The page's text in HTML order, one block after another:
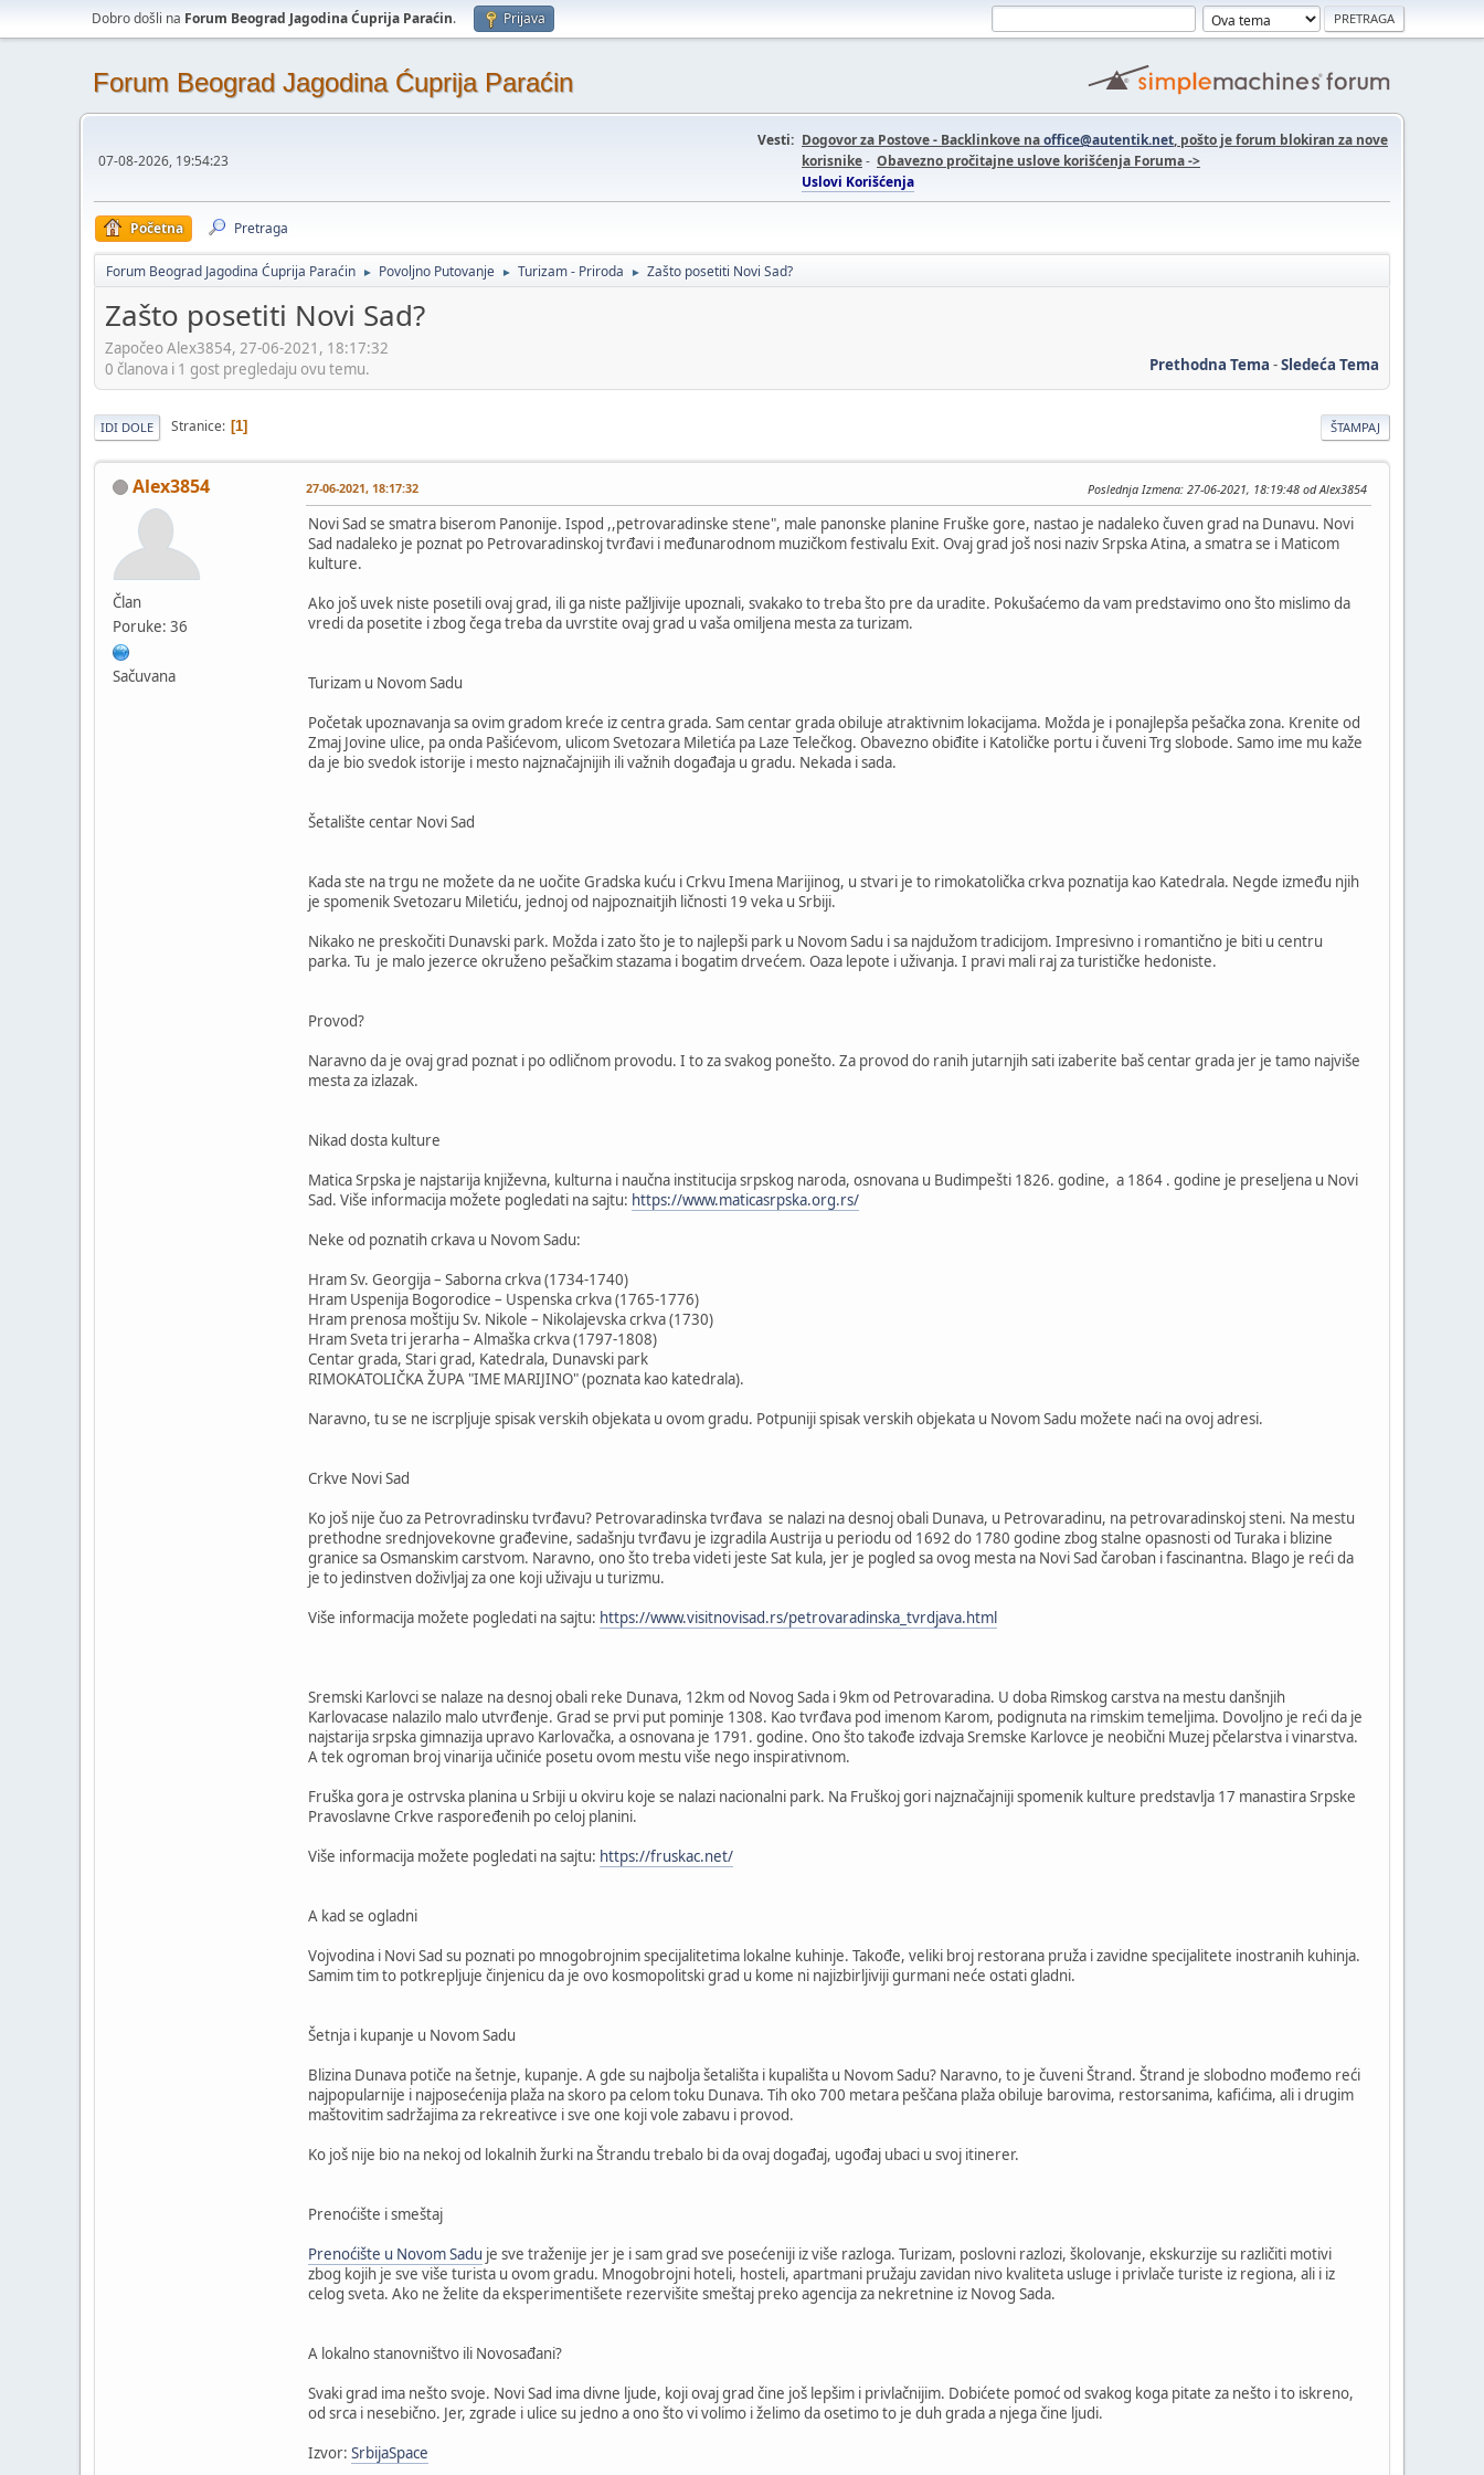
Dobro došli na Forum Beograd Jagodina Ćuprija Paraćin. Prijava
Forum Beograd Jagodina Ćuprija Paraćin
07-08-2026, 19:54:23
Vesti: Dogovor za Postove - Backlinkove naoffice@autentik.net, pošto je forum blokiran za nove
korisnike- Obavezno pročitajne uslove korišćenja Foruma ->
Uslovi Korišćenja
Početna Pretraga
Forum Beograd Jagodina Ćuprija Paraćin ► Povoljno Putovanje ► Turizam - Priroda ► Zašto posetiti Novi Sad?
Zašto posetiti Novi Sad?
Započeo Alex3854, 27-06-2021, 18:17:32
Prethodna Tema -Sledeća Tema
0 članova i 1 gost pregledaju ovu temu.
ŠTAMPAJ
IDI DOLE Stranice 1
Alex3854
Član
Poruke: 36
Sačuvana
27-06-2021, 18:17:32 Poslednja Izmena: 27-06-2021, 18:19:48 od Alex3854
Novi Sad se smatra biserom Panonije. Ispod ,,petrovaradinske stene", male panonske planine Fruške gore, nastao je nadaleko čuven grad na Dunavu. Novi
Sad nadaleko je poznat po Petrovaradinskoj tvrđavi i međunarodnom muzičkom festivalu Exit. Ovaj grad još nosi naziv Srpska Atina, a smatra se i Maticom
kulture.
Ako još uvek niste posetili ovaj grad, ili ga niste pažljivije upoznali, svakako to treba što pre da uradite. Pokušaćemo da vam predstavimo ono što mislimo da
vredi da posetite i zbog čega treba da uvrstite ovaj grad u vaša omiljena mesta za turizam.
Turizam u Novom Sadu
Početak upoznavanja sa ovim gradom kreće iz centra grada. Sam centar grada obiluje atraktivnim lokacijama. Možda je i ponajlepša pešačka zona. Krenite od
Zmaj Jovine ulice, pa onda Pašićevom, ulicom Svetozara Miletića pa Laze Telečkog. Obavezno obiđite i Katoličke portu i čuveni Trg slobode. Samo ime mu kaže
da je bio svedok istorije i mesto najznačajnijih ili važnih događaja u gradu. Nekada i sada.
Šetalište centar Novi Sad
Kada ste na trgu ne možete da ne uočite Gradska kuću i Crkvu Imena Marijinog, u stvari je to rimokatolička crkva poznatija kao Katedrala. Negde između njih
je spomenik Svetozaru Miletiću, jednoj od najpoznaitjih ličnosti 19 veka u Srbiji.
Nikako ne preskočiti Dunavski park. Možda i zato što je to najlepši park u Novom Sadu i sa najdužom tradicijom. Impresivno i romantično je biti u centru
parka. Tu je malo jezerce okruženo pešačkim stazama i bogatim drvećem. Oaza lepote i uživanja. I pravi mali raj za turističke hedoniste.
Provod?
Naravno da je ovaj grad poznat i po odličnom provodu. I to za svakog ponešto. Za provod do ranih jutarnjih sati izaberite baš centar grada jer je tamo najviše
mesta za izlazak.
Nikad dosta kulture
Matica Srpska je najstarija književna, kulturna i naučna institucija srpskog naroda, osnovana u Budimpešti 1826. godine, a 1864 . godine je preseljena u Novi
Sad. Više informacija možete pogledati na sajtu: https://www.maticasrpska.org.rs/
Neke od poznatih crkava u Novom Sadu:
Hram Sv. Georgija – Saborna crkva (1734-1740)
Hram Uspenija Bogorodice – Uspenska crkva (1765-1776)
Hram prenosa moštiju Sv. Nikole – Nikolajevska crkva (1730)
Hram Sveta tri jerarha – Almaška crkva (1797-1808)
Centar grada, Stari grad, Katedrala, Dunavski park
RIMOKATOLIČKA ŽUPA "IME MARIJINO" (poznata kao katedrala).
Naravno, tu se ne iscrpljuje spisak verskih objekata u ovom gradu. Potpuniji spisak verskih objekata u Novom Sadu možete naći na ovoj adresi.
Crkve Novi Sad
Ko još nije čuo za Petrovradinsku tvrđavu? Petrovaradinska tvrđava se nalazi na desnoj obali Dunava, u Petrovaradinu, na petrovaradinskoj steni. Na mestu
prethodne srednjovekovne građevine, sadašnju tvrđavu je izgradila Austrija u periodu od 1692 do 1780 godine zbog stalne opasnosti od Turaka i blizine
granice sa Osmanskim carstvom. Naravno, ono što treba videti jeste Sat kula, jer je pogled sa ovog mesta na Novi Sad čaroban i fascinantna. Blago je reći da
je to jedinstven doživljaj za one koji uživaju u turizmu.
Više informacija možete pogledati na sajtu: https://www.visitnovisad.rs/petrovaradinska_tvrdjava.html
Sremski Karlovci se nalaze na desnoj obali reke Dunava, 12km od Novog Sada i 9km od Petrovaradina. U doba Rimskog carstva na mestu danšnjih
Karlovacase nalazilo malo utvrđenje. Grad se prvi put pominje 1308. Kao tvrđava pod imenom Karom, podignuta na rimskim temeljima. Dovoljno je reći da je
najstarija srpska gimnazija upravo Karlovačka, a osnovana je 1791. godine. Ono što takođe izdvaja Sremske Karlovce je neobični Muzej pčelarstva i vinarstva.
A tek ogroman broj vinarija učiniće posetu ovom mestu više nego inspirativnom.
Fruška gora je ostrvska planina u Srbiji u okviru koje se nalazi nacionalni park. Na Fruškoj gori najznačajniji spomenik kulture predstavlja 17 manastira Srpske
Pravoslavne Crkve raspoređenih po celoj planini.
Više informacija možete pogledati na sajtu: https://fruskac.net/
A kad se ogladni
Vojvodina i Novi Sad su poznati po mnogobrojnim specijalitetima lokalne kuhinje. Takođe, veliki broj restorana pruža i zavidne specijalitete inostranih kuhinja.
Samim tim to potkrepljuje činjenicu da je ovo kosmopolitski grad u kome ni najizbirljiviji gurmani neće ostati gladni.
Šetnja i kupanje u Novom Sadu
Blizina Dunava potiče na šetnje, kupanje. A gde su najbolja šetališta i kupališta u Novom Sadu? Naravno, to je čuveni Štrand. Štrand je slobodno mođemo reći
najpopularnije i najposećenija plaža na skoro pa celom toku Dunava. Tih oko 700 metara peščana plaža obiluje barovima, restorsanima, kafićima, ali i drugim
maštovitim sadržajima za rekreativce i sve one koji vole zabavu i provod.
Ko još nije bio na nekoj od lokalnih žurki na Štrandu trebalo bi da ovaj događaj, ugođaj ubaci u svoj itinerer.
Prenoćište i smeštaj
Prenoćište u Novom Sadu je sve traženije jer je i sam grad sve posećeniji iz više razloga. Turizam, poslovni razlozi, školovanje, ekskurzije su različiti motivi
zbog kojih je sve više turista u ovom gradu. Mnogobrojni hoteli, hosteli, apartmani pružaju zavidan nivo kvaliteta usluge i privlače turiste iz regiona, ali i iz
celog sveta. Ako ne želite da eksperimentišete rezervišite smeštaj preko agencija za nekretnine iz Novog Sada.
A lokalno stanovništvo ili Novosađani?
Svaki grad ima nešto svoje. Novi Sad ima divne ljude, koji ovaj grad čine još lepšim i privlačnijim. Dobićete pomoć od svakog koga pitate za nešto i to iskreno,
od srca i nesebično. Jer, zgrade i ulice su jedno a ono što vi volimo i želimo da osetimo to je duh grada a njega čine ljudi.
Izvor: SrbijaSpace